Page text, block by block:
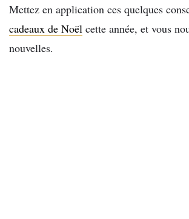
Mettez en application ces quelques
cadeaux de Noël cette année, et vous
nouvelles.